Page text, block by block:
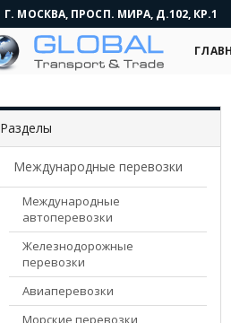
Г. МОСКВА, ПРОСП. МИРА, Д.102, КР.1
Разделы
Международные перевозки
Международные
автоперевозки
Железнодорожные
перевозки
Авиаперевозки
Морские перевозки